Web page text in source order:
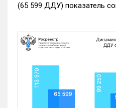
(65 599 ДДУ) показатель